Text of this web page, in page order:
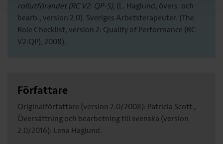
Författare
Originalförfattare (version 2.0/2008): Patricia Scott.,
Översättning och bearbetning till svenska (version
2.0/2016): Lena Haglund.
rollutförandet (RC V2: QP-S), (L. Haglund, övers. och
bearb., version 2.0). Sveriges Arbetsterapeuter. (The
Role Checklist, version 2: Quality of Performance (RC
V2:QP), 2008).